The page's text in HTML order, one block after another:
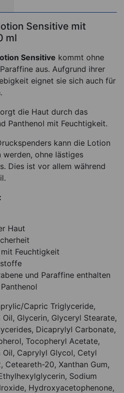
Sensitive mit
ml
Sensitive kommt ohne
aus. Aufgrund ihrer
eignet sie sich auch für
die Haut durch das
Panthenol mit Feuchtigkeit.
kann die Lotion
ohne lästiges
Dies ist vor allem während
Haut
Feuchtigkeit
und Paraffine enthalten
Capric Triglyceride,
Glycerin, Glyceryl Stearate,
Dicaprylyl Carbonate,
Tocopheryl Acetate,
Oil, Caprylyl Glycol, Cetyl
Ceteareth-20, Xanthan Gum,
Sodium
Hydroxyacetophenone,